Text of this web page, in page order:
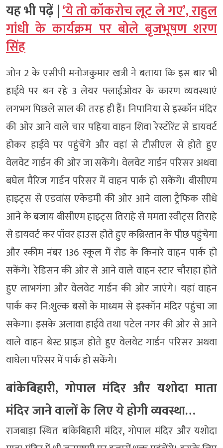
यह भी पढ़ें |‘ये तो कॉकरोच लूट ले गए’, राहुल
गांधी के कार्यक्रम पर बोले बृजभूषण शरण
सिंह
जोन 2 के एसीपी मनोजकुमार खत्री ने बताया कि इस बार भी
हाईवे पर बन रहे 3 लेयर फ्लाईओवर के कारण व्यवस्थाएं
लगभग पिछले साल की तरह ही हैं। निपानिया से इस्कॉन मंदिर
की ओर आने वाले चार पहिया वाहन शिवा रेस्टोरेंट से डायवर्ट
होकर हाईवे पर पहुंचेंगे और वहां से टीसीएल से होते हुए
वेलवेट गार्डन की ओर जा सकेंगे। वेलवेट गार्डन परिसर अथवा
बघेल मैरिज गार्डन परिसर में वाहन पार्क हो सकेंगे। बीसीएम
हाइट्स से एडवांस एकेडमी की ओर आने वाला ट्रैफिक सीधे
आने के बजाय बीसीएम हाइट्स तिराहे से ममता स्वीट्स तिराहे
से डायवर्ट कर पॉवर हाउस होते हुए कब्रिस्तान के पीछ पहुंचेगा
और स्कीम नंबर 136 स्कूल में रोड के किनारे वाहन पार्क हो
सकेंगे। रेडिसन की ओर से आने वाले वाहन स्टार चौराहा होते
हुए लाभगंगा और वेलवेट गार्डन की ओर जाएंगे। यहां वाहन
पार्क कर नि:शुल्क बसों के माध्यम से इस्कॉन मंदिर पहुंचा जा
सकेगा। इसके अलावा हाईवे तथा पटेल नगर की ओर से आने
वाले वाहन बेस्ट प्राइज होते हुए वेलवेट गार्डन परिसर अथवा
वाघेला परिसर में पार्क हो सकेंगे।
बांकेबिहारी, गोपाल मंदिर और यशोदा माता
मंदिर जाने वालों के लिए ये होगी व्यवस्था…
राजबाड़ा स्थित बांकेबिहारी मंदिर, गोपाल मंदिर और यशोदा